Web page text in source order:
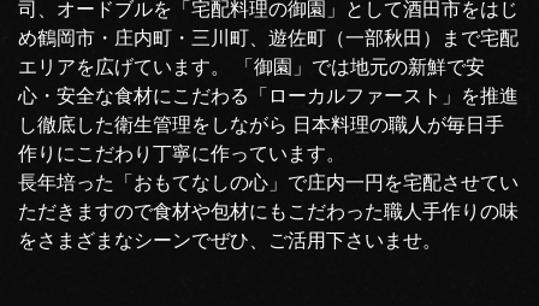
司、オードブルを「宅配料理の御園」として酒田市をはじ
め鶴岡市・庄内町・三川町、遊佐町（一部秋田）まで宅配
エリアを広げています。 「御園」では地元の新鮮で安
心・安全な食材にこだわる「ローカルファースト」を推進
し徹底した衛生管理をしながら 日本料理の職人が毎日手
作りにこだわり丁寧に作っています。
長年培った「おもてなしの心」で庄内一円を宅配させてい
ただきますので食材や包材にもこだわった職人手作りの味
をさまざまなシーンでぜひ、ご活用下さいませ。